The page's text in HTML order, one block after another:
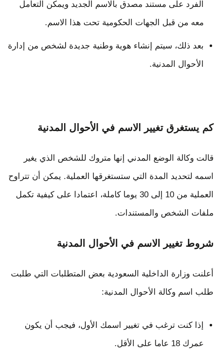
الفرد على مستند مصدق بالاسم الجديد ويمكن التعامل
معه من قبل الجهات الحكومية تحت هذا الاسم.
بعد ذلك، سيتم إنشاء هوية وطنية جديدة لشخص من إدارة
الأحوال المدنية.
كم يستغرق تغيير الاسم في الأحوال المدنية
قالت وكالة الوضع المدني إنها متروك للشخص الذي يغير
اسمه لتحديد المدة التي ستستغرقها العملية. يمكن أن تتراوح
العملية من 10 إلى 30 يوما كاملة، اعتمادا على كيفية تكمل
ملفات الشخص والمستندات.
شروط تغيير الاسم في الأحوال المدنية
أعلنت وزارة الداخلية السعودية بعض المتطلبات التي طلبت
طلب اسم وكالة الأحوال المدنية:
إذا كنت ترغب في تغيير اسمك الأول، فيجب أن يكون
عمرك 18 عاما على الأقل.